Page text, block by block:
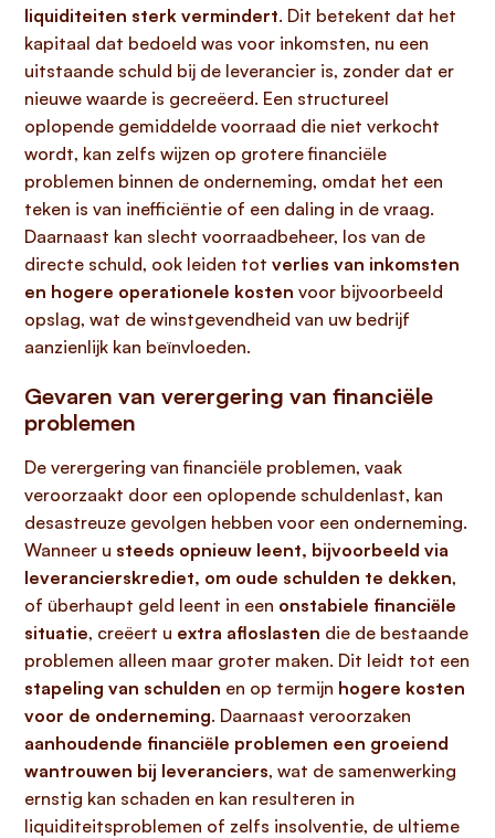
liquiditeiten sterk vermindert. Dit betekent dat het
kapitaal dat bedoeld was voor inkomsten, nu een
uitstaande schuld bij de leverancier is, zonder dat er
nieuwe waarde is gecreëerd. Een structureel
oplopende gemiddelde voorraad die niet verkocht
wordt, kan zelfs wijzen op grotere financiële
problemen binnen de onderneming, omdat het een
teken is van inefficiëntie of een daling in de vraag.
Daarnaast kan slecht voorraadbeheer, los van de
directe schuld, ook leiden tot verlies van inkomsten
en hogere operationele kosten voor bijvoorbeeld
opslag, wat de winstgevendheid van uw bedrijf
aanzienlijk kan beïnvloeden.
Gevaren van verergering van financiële
problemen
De verergering van financiële problemen, vaak
veroorzaakt door een oplopende schuldenlast, kan
desastreuze gevolgen hebben voor een onderneming.
Wanneer u steeds opnieuw leent, bijvoorbeeld via
leverancierskrediet, om oude schulden te dekken,
of überhaupt geld leent in een onstabiele financiële
situatie, creëert u extra afloslasten die de bestaande
problemen alleen maar groter maken. Dit leidt tot een
stapeling van schulden en op termijn hogere kosten
voor de onderneming. Daarnaast veroorzaken
aanhoudende financiële problemen een groeiend
wantrouwen bij leveranciers, wat de samenwerking
ernstig kan schaden en kan resulteren in
liquiditeitsproblemen of zelfs insolventie, de ultieme